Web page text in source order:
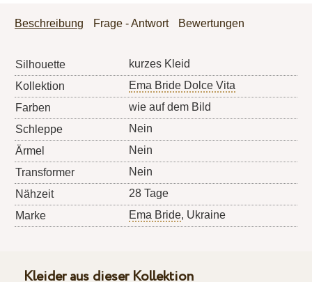
Beschreibung Frage - Antwort Bewertungen
Silhouette
kurzes Kleid
Kollektion
Ema Bride Dolce Vita
Farben
wie auf dem Bild
Schleppe
Nein
Ärmel
Nein
Transformer
Nein
Nähzeit
28 Tage
Marke
Ema Bride, Ukraine
Kleider aus dieser Kollektion